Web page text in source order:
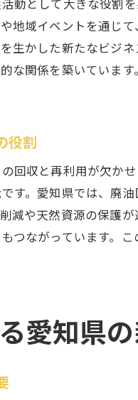
愛知県全体
廃油再利用
次世代への
愛知県内で
廃油回収を
地元企業と
環境に優し
法規制に対
廃油回収に
地域イベントを通じ
生かした新たなビジ
な関係を築いていま
役割
回収と再利用が欠か
す。愛知県では、廃
減や天然資源の保護
つながっています。
愛知県